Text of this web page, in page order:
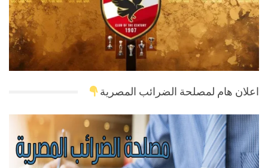
اعلان هام لمصلحة الضرائب المصرية